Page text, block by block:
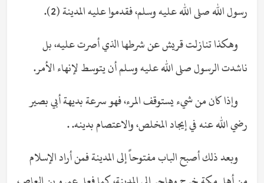
رسول الله صلى الله عليه وسلم، فقدموا عليه المدينة (2).
وهكذا تنازلت قريش عن شرطها الذي أصرت عليه، بل
ناشدت الرسول صلى الله عليه وسلم أن يتوسط لإنهاء الأمر.
وإذا كان من شيء يستوقف المرء، فهو سرعة بديهة أبي بصير
رضي الله عنه في إيجاد المخلص، والاعتصام بدينه. .
وبعد ذلك أصبح الباب مفتوحاً إلى المدينة فمن أراد الإسلام